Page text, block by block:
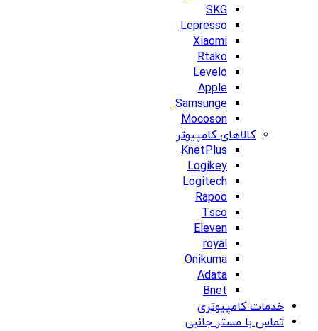
SKG
Lepresso
Xiaomi
Rtako
Levelo
Apple
Samsunge
Mocoson
کالاهای کامپیوتر
KnetPlus
Logikey
Logitech
Rapoo
Tsco
Eleven
royal
Onikuma
Adata
Bnet
خدمات کامپیوتری
تماس با مستر جانبی